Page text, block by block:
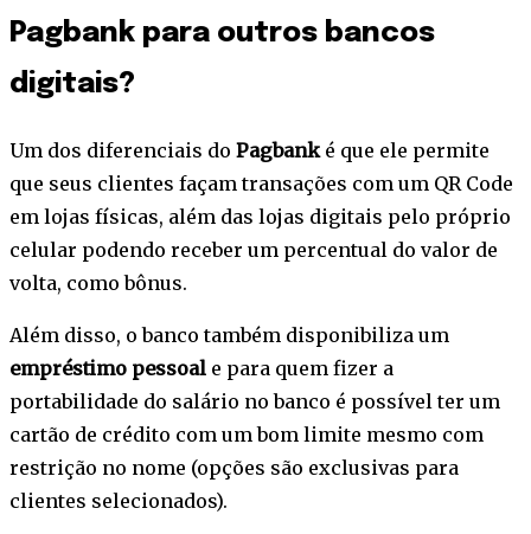
Pagbank para outros bancos
digitais?
Um dos diferenciais do Pagbanké que ele permite
que seus clientes façam transações com um QR Code
em lojas físicas, além das lojas digitais pelo próprio
celular podendo receber um percentual do valor de
volta, como bônus.
Além disso, o banco também disponibiliza um
empréstimo pessoal e para quem fizer a
portabilidade do salário no banco é possível ter um
cartão de crédito com um bom limite mesmo com
restrição no nome (opções são exclusivas para
clientes selecionados).